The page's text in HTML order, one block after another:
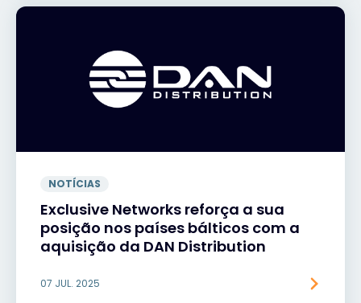
NOTÍCIAS
Exclusive Networks reforça a sua
posição nos países bálticos com a
aquisição da DAN Distribution
07 JUL. 2025